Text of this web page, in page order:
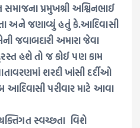
સમાજના પ્રમુખશ્રી અશ્વિનભાઈ
અને જણાવ્યું હતું કે.આદિવાસી
જવાબદારી અમારા જેવા
હશે તો જ કોઈ પણ કામ
શરદી ખાંસી દર્દીઓ
આદિવાસી પરીવાર માટે આવા
સ્વચ્છતા વિશે